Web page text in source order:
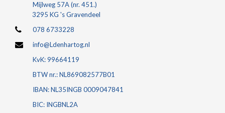
Mijlweg 57A (nr. 451.)
3295 KG 's Gravendeel
078 6733228
info@Ldenhartog.nl
KvK: 99664119
BTW nr.: NL869082577B01
IBAN: NL35INGB 0009047841
BIC: INGBNL2A